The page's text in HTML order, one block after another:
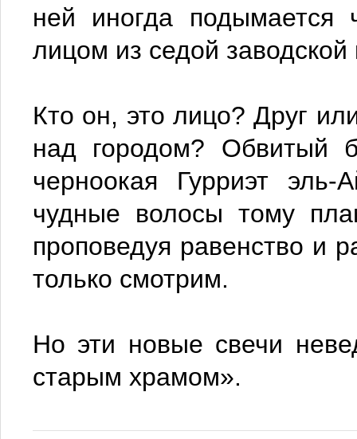
ней иногда подымается
лицом из седой заводской
Кто он, это лицо? Друг
над городом? Обвитый
черноокая Гурриэт
чудные волосы тому
проповедуя равенство
только смотрим.
Но эти новые свечи
старым храмом».